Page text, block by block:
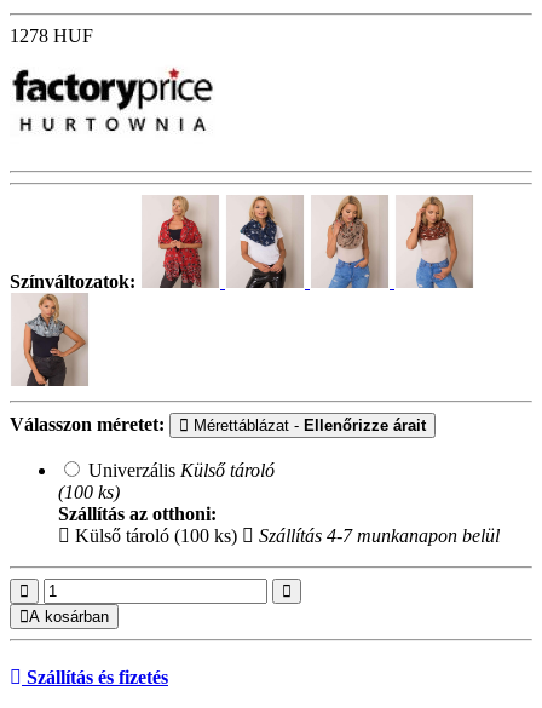
1278 HUF
Színváltozatok:
Válasszon méretet: Mérettáblázat - Ellenőrizze árait
Univerzális Külső tároló
(100 ks)
Szállítás az otthoni:
Külső tároló (100 ks)
Szállítás 4-7 munkanapon belül
A kosárban
Szállítás és fizetés